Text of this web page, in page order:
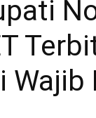
Wajib